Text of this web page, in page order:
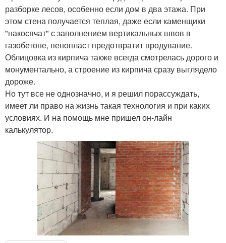
разборке лесов, особенно если дом в два этажа. При
этом стена получается теплая, даже если каменщики
"накосячат" с заполнением вертикальных швов в
газобетоне, пенопласт предотвратит продувание.
Облицовка из кирпича также всегда смотрелась дорого и
монументально, а строение из кирпича сразу выглядело
дороже.
Но тут все не однозначно, и я решил порассуждать,
имеет ли право на жизнь такая технология и при каких
условиях. И на помощь мне пришел он-лайн
калькулятор.